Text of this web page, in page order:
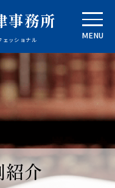
事務所
ェッショナル MENU
介